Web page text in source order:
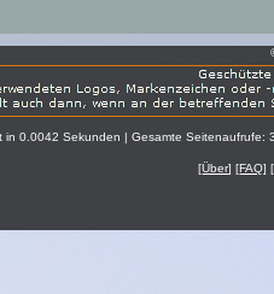
in 0.0042 Sekunden | Gesamte
[Über] [FAQ] [